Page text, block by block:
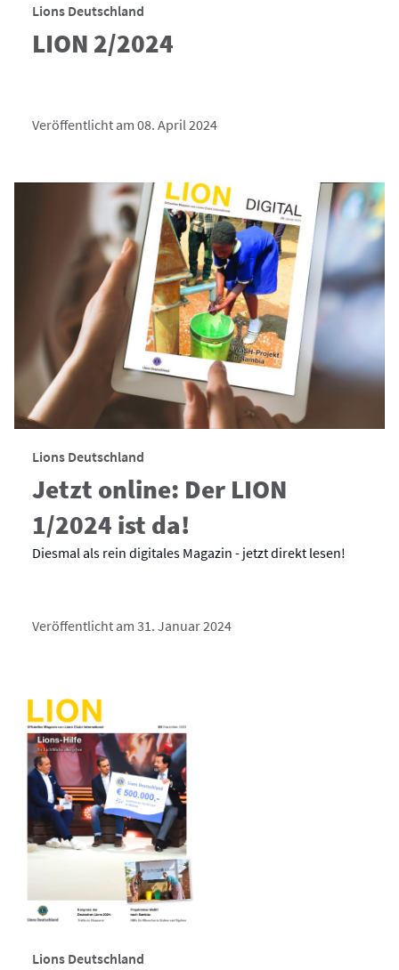
Lions Deutschland
LION 2/2024
Veröffentlicht am 08. April 2024
Lions Deutschland
Jetzt online: Der LION
1/2024 ist da!
Diesmal als rein digitales Magazin - jetzt direkt lesen!
Veröffentlicht am 31. Januar 2024
Lions Deutschland